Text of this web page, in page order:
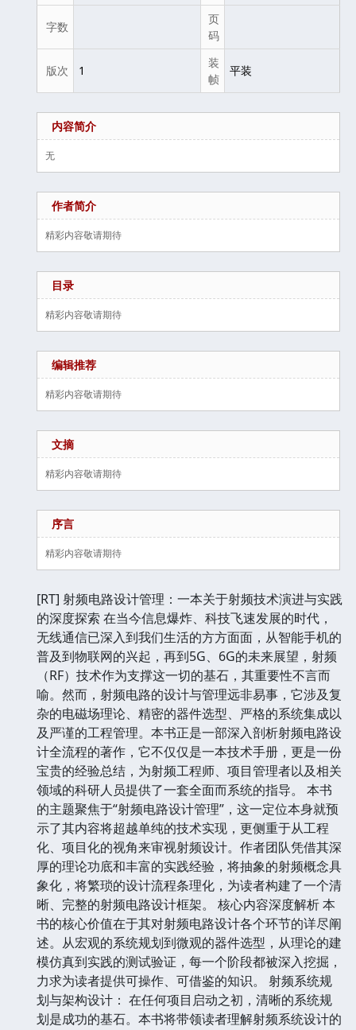
字数
页
码
版次 1
装
帧
平装
内容简介
无
作者简介
精彩内容敬请期待
目录
精彩内容敬请期待
编辑推荐
精彩内容敬请期待
文摘
精彩内容敬请期待
序言
精彩内容敬请期待
[RT] 射频电路设计管理：一本关于射频技术演进与实践
的深度探索 在当今信息爆炸、科技飞速发展的时代，
无线通信已深入到我们生活的方方面面，从智能手机的
普及到物联网的兴起，再到5G、6G的未来展望，射频
（RF）技术作为支撑这一切的基石，其重要性不言而
喻。然而，射频电路的设计与管理远非易事，它涉及复
杂的电磁场理论、精密的器件选型、严格的系统集成以
及严谨的工程管理。本书正是一部深入剖析射频电路设
计全流程的著作，它不仅仅是一本技术手册，更是一份
宝贵的经验总结，为射频工程师、项目管理者以及相关
领域的科研人员提供了一套全面而系统的指导。 本书
的主题聚焦于“射频电路设计管理”，这一定位本身就预
示了其内容将超越单纯的技术实现，更侧重于从工程
化、项目化的视角来审视射频设计。作者团队凭借其深
厚的理论功底和丰富的实践经验，将抽象的射频概念具
象化，将繁琐的设计流程条理化，为读者构建了一个清
晰、完整的射频电路设计框架。 核心内容深度解析 本
书的核心价值在于其对射频电路设计各个环节的详尽阐
述。从宏观的系统规划到微观的器件选型，从理论的建
模仿真到实践的测试验证，每一个阶段都被深入挖掘，
力求为读者提供可操作、可借鉴的知识。 射频系统规
划与架构设计： 在任何项目启动之初，清晰的系统规
划是成功的基石。本书将带领读者理解射频系统设计的